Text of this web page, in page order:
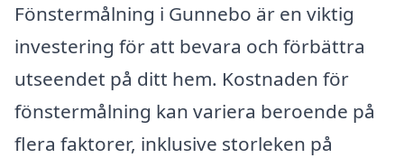
Fönstermålning i Gunnebo är en viktig
investering för att bevara och förbättra
utseendet på ditt hem. Kostnaden för
fönstermålning kan variera beroende på
flera faktorer, inklusive storleken på